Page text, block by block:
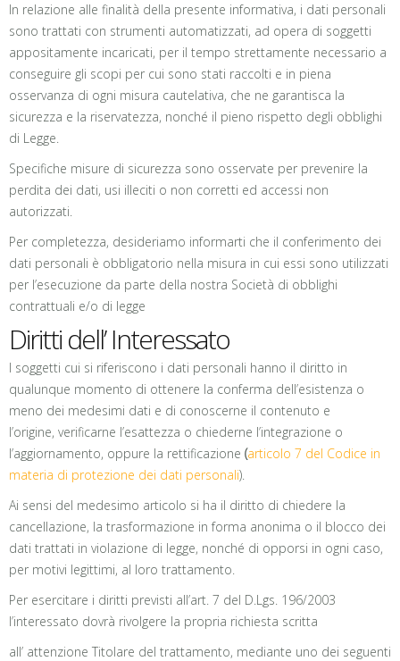
In relazione alle finalità della presente informativa, i dati personali
sono trattati con strumenti automatizzati, ad opera di soggetti
appositamente incaricati, per il tempo strettamente necessario a
conseguire gli scopi per cui sono stati raccolti e in piena
osservanza di ogni misura cautelativa, che ne garantisca la
sicurezza e la riservatezza, nonché il pieno rispetto degli obblighi
di Legge.
Specifiche misure di sicurezza sono osservate per prevenire la
perdita dei dati, usi illeciti o non corretti ed accessi non
autorizzati.
Per completezza, desideriamo informarti che il conferimento dei
dati personali è obbligatorio nella misura in cui essi sono utilizzati
per l’esecuzione da parte della nostra Società di obblighi
contrattuali e/o di legge
Diritti dell’ Interessato
I soggetti cui si riferiscono i dati personali hanno il diritto in
qualunque momento di ottenere la conferma dell’esistenza o
meno dei medesimi dati e di conoscerne il contenuto e
l’origine, verificarne l’esattezza o chiederne l’integrazione o
l’aggiornamento, oppure la rettificazione (articolo 7 del Codice in
materia di protezione dei dati personali).
Ai sensi del medesimo articolo si ha il diritto di chiedere la
cancellazione, la trasformazione in forma anonima o il blocco dei
dati trattati in violazione di legge, nonché di opporsi in ogni caso,
per motivi legittimi, al loro trattamento.
Per esercitare i diritti previsti all’art. 7 del D.Lgs. 196/2003
l’interessato dovrà rivolgere la propria richiesta scritta
all’ attenzione Titolare del trattamento, mediante uno dei seguenti